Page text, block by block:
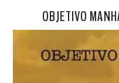
OBJETIVO